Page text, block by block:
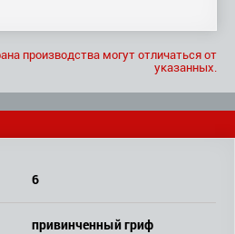
производства могут отличаться от
указанных.
6
привинченный гриф